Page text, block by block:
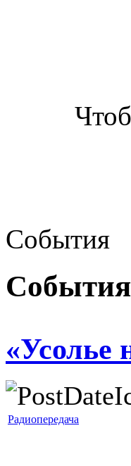
События
События
«Усолье
Радиопередача